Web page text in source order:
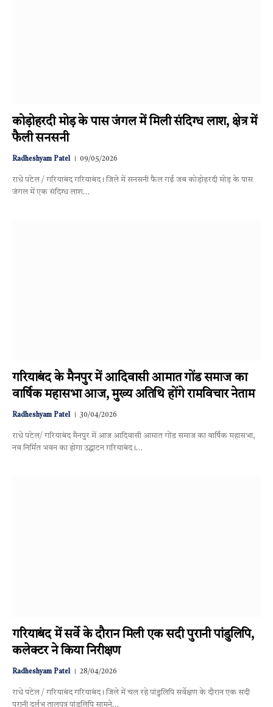
कोड़ोहरदी मोड़ के पास जंगल में मिली संदिग्ध लाश, क्षेत्र में
फैली सनसनी
Radheshyam Patel 09/05/2026
राधे पटेल / गरियाबंद गरियाबंद। जिले में सनसनी फैल गई जब कोड़ोहरदी मोड़ के पास
जंगल में एक संदिग्ध लाश…
गरियाबंद के मैनपुर में आदिवासी आमात गोंड समाज का
वार्षिक महासभा आज, मुख्य अतिथि होंगे रामविचार नेताम
Radheshyam Patel 30/04/2026
राधे पटेल/ गरियाबंद मैनपुर में आज आदिवासी आमात गोंड समाज का वार्षिक महासभा,
नव निर्मित भवन का होगा उद्घाटन गरियाबंद।…
गरियाबंद में सर्वे के दौरान मिली एक सदी पुरानी पांडुलिपि,
कलेक्टर ने किया निरीक्षण
Radheshyam Patel 28/04/2026
राधे पटेल / गरियाबंद गरियाबंद। जिले में चल रहे पांडुलिपि सर्वेक्षण के दौरान एक सदी
पुरानी दुर्लभ तालपत्र पांडुलिपि सामने…